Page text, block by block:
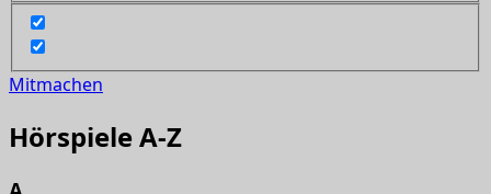
Mitmachen
Hörspiele A-Z